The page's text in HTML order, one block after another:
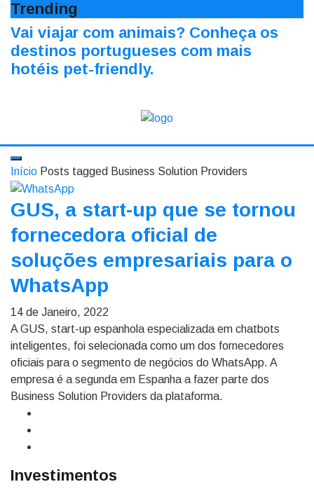
Trending
Vai viajar com animais? Conheça os
destinos portugueses com mais
hotéis pet-friendly.
Início Posts tagged Business Solution Providers
GUS, a start-up que se tornou
fornecedora oficial de
soluções empresariais para o
WhatsApp
14 de Janeiro, 2022
A GUS, start-up espanhola especializada em chatbots
inteligentes, foi selecionada como um dos fornecedores
oficiais para o segmento de negócios do WhatsApp. A
empresa é a segunda em Espanha a fazer parte dos
Business Solution Providers da plataforma.
Investimentos